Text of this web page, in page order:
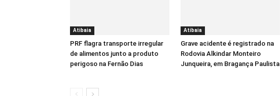
Atibaia
PRF flagra transporte irregular
de alimentos junto a produto
perigoso na Fernão Dias
Atibaia
Grave acidente é registrado na
Rodovia Alkindar Monteiro
Junqueira, em Bragança Paulista